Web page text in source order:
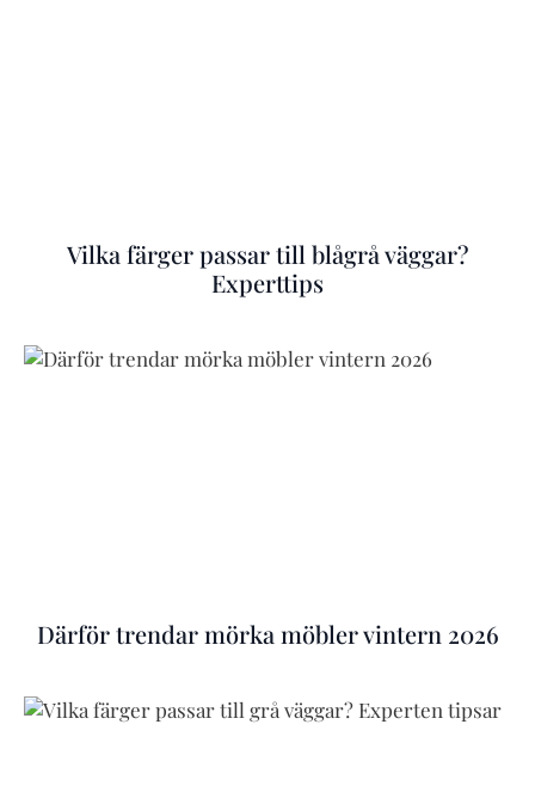
Vilka färger passar till blågrå väggar?
Experttips
Därför trendar mörka möbler vintern 2026